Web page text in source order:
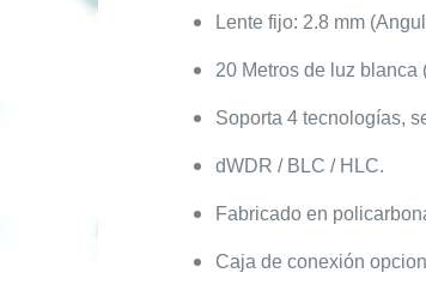
Lente fijo: 2.8 mm
20 Metros de luz
Soporta 4 tecnologías,
dWDR / BLC / HLC.
Fabricado en
Caja de conexión